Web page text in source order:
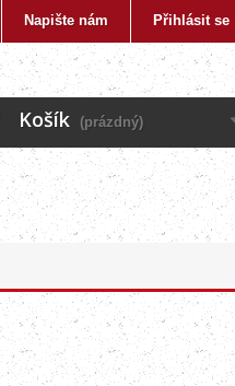
Přihlásit se
Napište nám
Košík (prázdný)